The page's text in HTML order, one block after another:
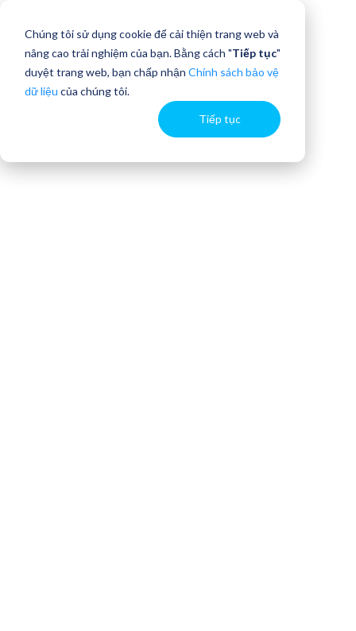
Chúng tôi sử dụng cookie để cải thiện trang web và
nâng cao trải nghiệm của bạn. Bằng cách "Tiếp tục"
duyệt trang web, bạn chấp nhận Chính sách bảo vệ
dữ liệu của chúng tôi.
Tiếp tục